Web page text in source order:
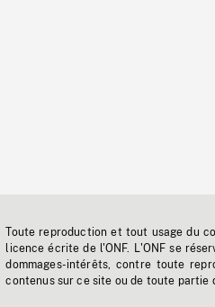
Toute reproduction et tout usage du
licence écrite de l'ONF. L'ONF se
dommages-intérêts, contre toute
contenus sur ce site ou de toute partie